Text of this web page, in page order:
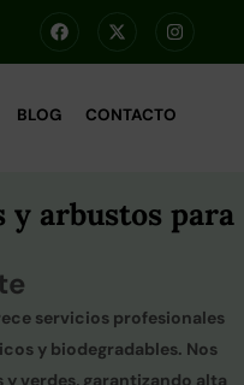
BLOG CONTACTO
y arbustos para
servicios profesionales
y biodegradables. Nos
verdes, garantizando alta